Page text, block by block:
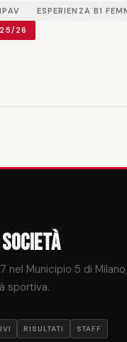
ESPERIENZA B1
26
nel Municipio 5 di
sportiva.
RISULTATI STAFF